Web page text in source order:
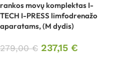
rankos movų komplektas I-
TECH I-PRESS limfodrenažo
aparatams, (M dydis)
279,00€ 237,15 €